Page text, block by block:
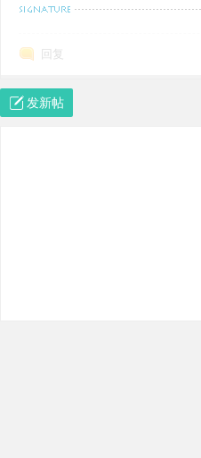
回复
发新帖